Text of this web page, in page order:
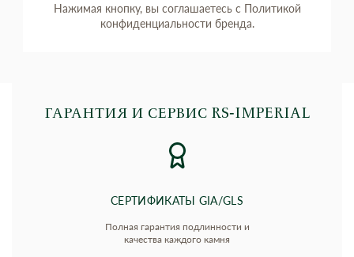
Нажимая кнопку, вы соглашаетесь с Политикой
конфиденциальности бренда.
ГАРАНТИЯ И СЕРВИС RS‑IMPERIAL
СЕРТИФИКАТЫ GIA/GLS
Полная гарантия подлинности и
качества каждого камня